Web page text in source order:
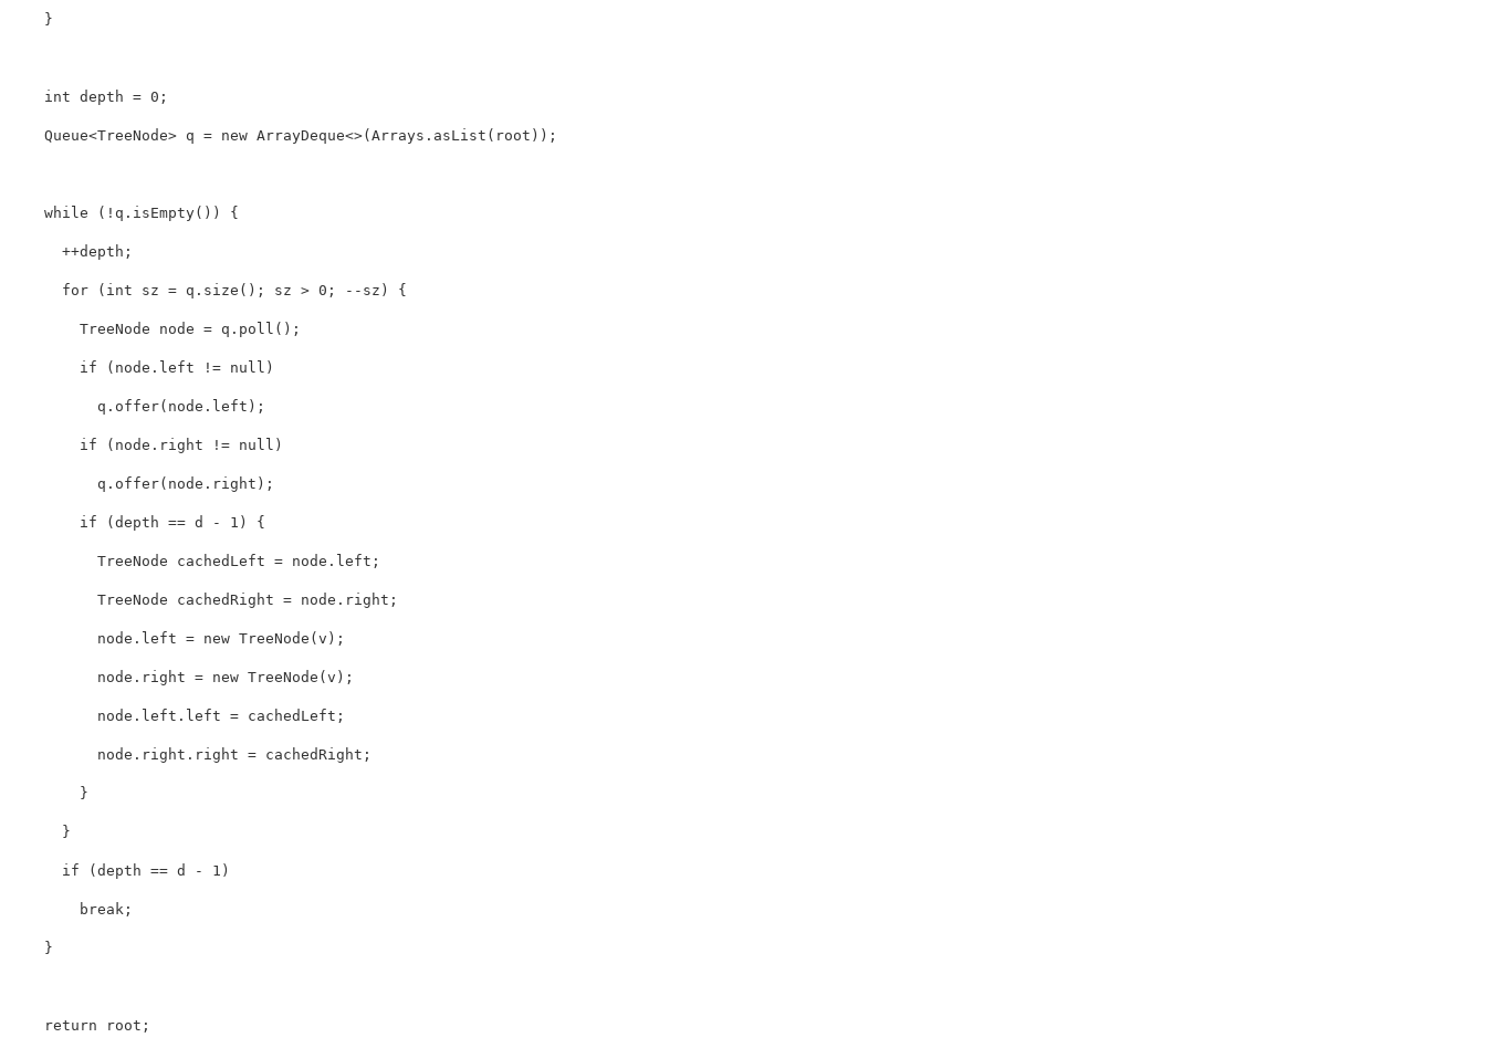
}
int depth = 0 ;
Queue<TreeNode> q = new ArrayDeque<>( Arrays . asList ( root ));
while (! q . isEmpty()) {
++depth ;
for ( int sz = q . size (); sz > 0 ; -- sz ) {
TreeNode node = q . poll ();
if ( node . left != null )
q . offer( node . left );
if ( node . right != null )
q . offer( node . right );
if ( depth == d - 1 ) {
TreeNode cachedLeft = node . left ;
TreeNode cachedRight = node . right ;
node . left = new TreeNode ( v );
node . right = new TreeNode ( v );
node . left . left = cachedLeft ;
node . right . right = cachedRight ;
}
}
if ( depth == d - 1 )
break ;
}
return root ;